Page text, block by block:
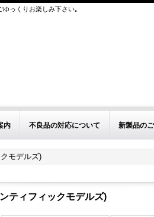
っくりお楽しみ下さい｡
内 不良品の対応について 新製品の
モデルズ)
ティフィックモデルズ)